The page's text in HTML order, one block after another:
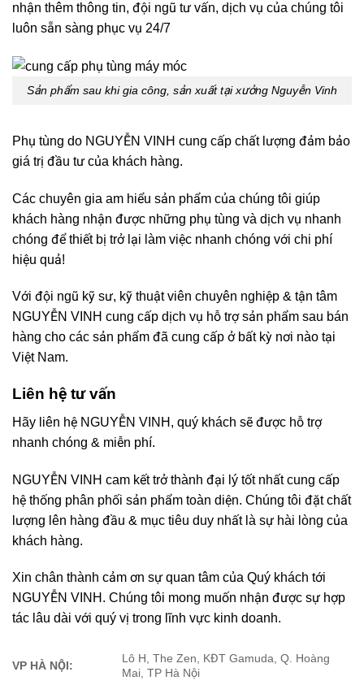
nhận thêm thông tin, đội ngũ tư vấn, dịch vụ của chúng tôi
luôn sẵn sàng phục vụ 24/7
Sản phẩm sau khi gia công, sản xuất tại xưởng Nguyễn Vinh
Phụ tùng do NGUYỄN VINH cung cấp chất lượng đảm bảo
giá trị đầu tư của khách hàng.
Các chuyên gia am hiểu sản phẩm của chúng tôi giúp
khách hàng nhận được những phụ tùng và dịch vụ nhanh
chóng để thiết bị trở lại làm việc nhanh chóng với chi phí
hiệu quả!
Với đội ngũ kỹ sư, kỹ thuật viên chuyên nghiệp & tận tâm
NGUYỄN VINH cung cấp dịch vụ hỗ trợ sản phẩm sau bán
hàng cho các sản phẩm đã cung cấp ở bất kỳ nơi nào tại
Việt Nam.
Liên hệ tư vấn
Hãy liên hệ NGUYỄN VINH, quý khách sẽ được hỗ trợ
nhanh chóng & miễn phí.
NGUYỄN VINH cam kết trở thành đại lý tốt nhất cung cấp
hệ thống phân phối sản phẩm toàn diện. Chúng tôi đặt chất
lượng lên hàng đầu & mục tiêu duy nhất là sự hài lòng của
khách hàng.
Xin chân thành cảm ơn sự quan tâm của Quý khách tới
NGUYỄN VINH. Chúng tôi mong muốn nhận được sự hợp
tác lâu dài với quý vị trong lĩnh vực kinh doanh.
VP HÀ NỘI:
Lô H, The Zen, KĐT Gamuda, Q. Hoàng
Mai, TP Hà Nội